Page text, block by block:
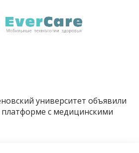
университет объявили
платформе с медицинскими